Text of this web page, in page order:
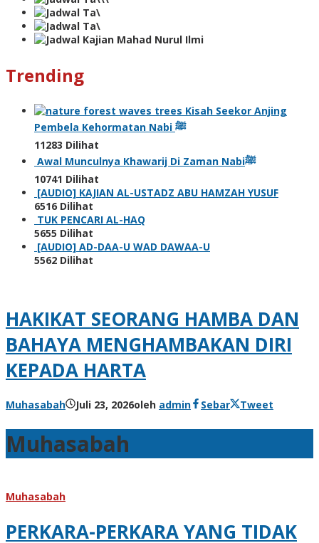
Trending
Kisah Seekor Anjing
Pembela Kehormatan Nabi ﷺ
11283 Dilihat
Awal Munculnya Khawarij Di Zaman Nabiﷺ
10741 Dilihat
[AUDIO] KAJIAN AL-USTADZ ABU HAMZAH YUSUF
6516 Dilihat
TUK PENCARI AL-HAQ
5655 Dilihat
[AUDIO] AD-DAA-U WAD DAWAA-U
5562 Dilihat
HAKIKAT SEORANG HAMBA DAN
BAHAYA MENGHAMBAKAN DIRI
KEPADA HARTA
Muhasabah Juli 23, 2026oleh admin Sebar Tweet
Muhasabah
Muhasabah
PERKARA-PERKARA YANG TIDAK